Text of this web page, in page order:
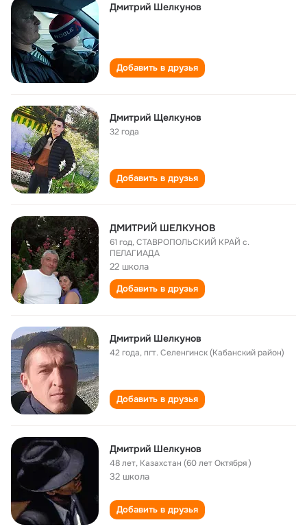
Дмитрий Шелкунов
Добавить в друзья
Дмитрий Щелкунов
32 года
Добавить в друзья
ДМИТРИЙ ШЕЛКУНОВ
61 год,СТАВРОПОЛЬСКИЙ КРАЙ с.
ПЕЛАГИАДА
22 школа
Добавить в друзья
Дмитрий Шелкунов
42 года,пгт. Селенгинск (Кабанский район)
Добавить в друзья
Дмитрий Шелкунов
48 лет, Казахстан (60 лет Октября )
32 школа
Добавить в друзья